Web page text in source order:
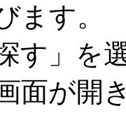
ます。
す」を
面が開